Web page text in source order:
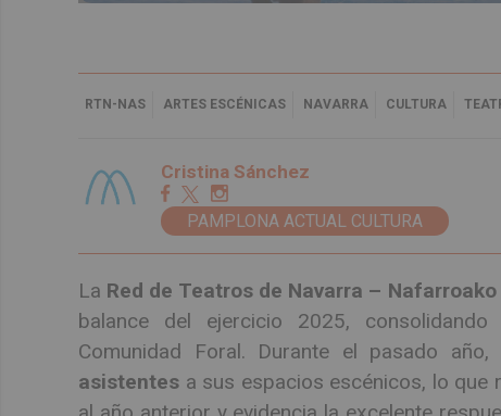
RTN-NAS ARTES ESCÉNICAS NAVARRA CULTURA
Cristina Sánchez
PAMPLONA ACTUAL CULTURA
La Red de Teatros de Navarra –
balance del ejercicio 2025,
Comunidad Foral. Durante el pasado
asistentes a sus espacios escénicos, lo que